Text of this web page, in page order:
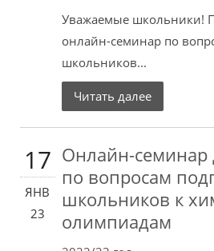
Уважаемые школьники!
онлайн-семинар по
школьников...
Читать далее
17
ЯНВ
23
Онлайн-семинар
по вопросам
школьников к
олимпиадам